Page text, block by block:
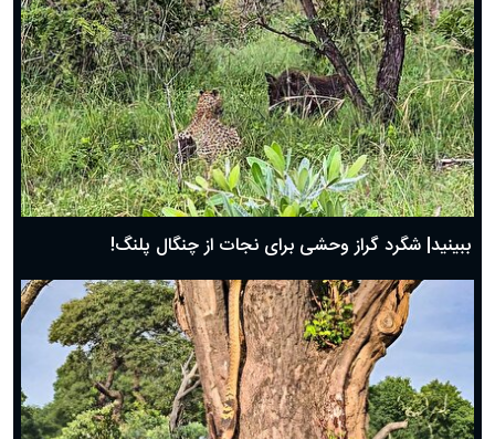
ببینید| شگرد گراز وحشی برای نجات از چنگال پلنگ!